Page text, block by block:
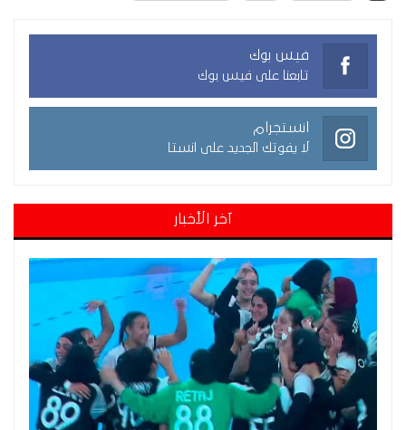
فيس بوك
تابعنا على فيس بوك
انستجرام
لا يفوتك الجديد على انستا
آخر الأخبار